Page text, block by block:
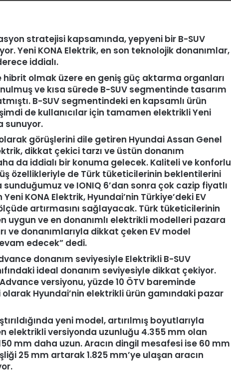
stratejisi kapsamında, yepyeni bir B-SUV
Yeni KONA Elektrik, en son teknolojik donanımlar,
iddialı.
hibrit olmak üzere en geniş güç aktarma organları
ve kısa sürede B-SUV segmentinde tasarım
B-SUV segmentindeki en kapsamlı ürün
de kullanıcılar için tamamen elektrikli Yeni
sunuyor.
görüşlerini dile getiren Hyundai Assan Genel
dikkat çekici tarzı ve üstün donanım
da iddialı bir konuma gelecek. Kaliteli ve konforlu
özellikleriyle de Türk tüketicilerinin beklentilerini
sunduğumuz ve IONIQ 6’dan sonra çok cazip fiyatlı
KONA Elektrik, Hyundai’nin Türkiye’deki EV
artırmasını sağlayacak. Türk tüketicilerinin
uygun ve en donanımlı elektrikli modelleri pazara
ve donanımlarıyla dikkat çeken EV model
edecek” dedi.
donanım seviyesiyle Elektrikli B-SUV
ideal donanım seviyesiyle dikkat çekiyor.
versiyonu, yüzde 10 ÖTV bareminde
Hyundai’nin elektrikli ürün gamındaki pazar
yeni model, artırılmış boyutlarıyla
elektrikli versiyonda uzunluğu 4.355 mm olan
mm daha uzun. Aracın dingil mesafesi ise 60 mm
25 mm artarak 1.825 mm’ye ulaşan aracın